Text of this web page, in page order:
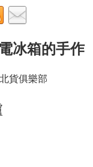
冰箱的手作
貨俱樂部